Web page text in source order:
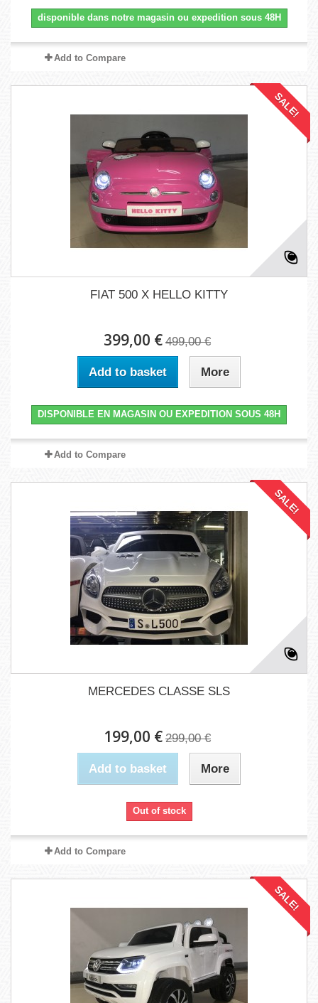
disponible dans notre magasin ou expedition sous 48H
Add to Compare
SALE!
FIAT 500 X HELLO KITTY
399,00 € 499,00 €
Add to basket More
DISPONIBLE EN MAGASIN OU EXPEDITION SOUS 48H
Add to Compare
SALE!
MERCEDES CLASSE SLS
199,00 € 299,00 €
Add to basket More
Out of stock
Add to Compare
SALE!